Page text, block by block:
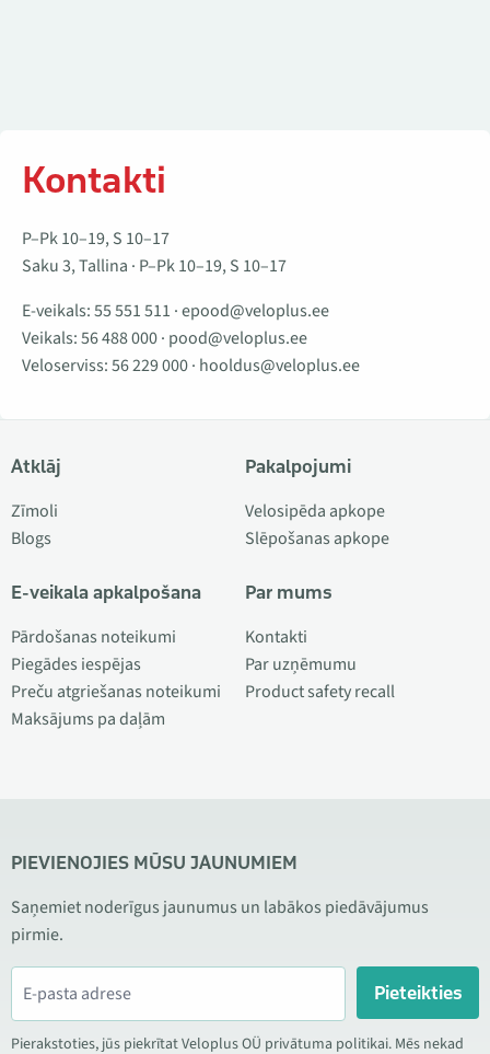
Kontakti
P–Pk 10–19, S 10–17
Saku 3, Tallina · P–Pk 10–19, S 10–17
E-veikals:55 551 511 ·epood@veloplus.ee
Veikals:56 488 000· pood@veloplus.ee
Veloserviss:56 229 000· hooldus@veloplus.ee
Atklāj
Zīmoli
Blogs
E-veikala apkalpošana
Pārdošanas noteikumi
Piegādes iespējas
Preču atgriešanas noteikumi
Maksājums pa daļām
Pakalpojumi
Velosipēda apkope
Slēpošanas apkope
Par mums
Kontakti
Par uzņēmumu
Product safety recall
PIEVIENOJIES MŪSU JAUNUMIEM
Saņemiet noderīgus jaunumus un labākos piedāvājumus
pirmie.
Pieteikties
Pierakstoties, jūs piekrītat Veloplus OÜ privātuma politikai. Mēs nekad